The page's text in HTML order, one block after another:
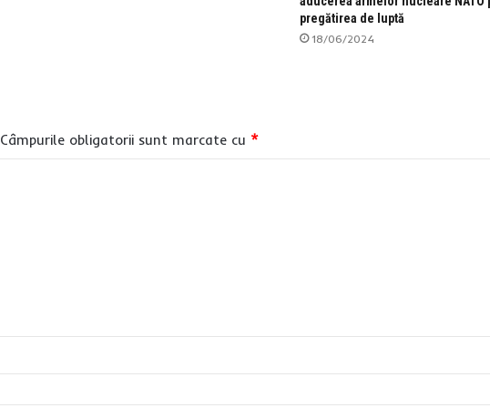
pregătirea de luptă
18/06/2024
Câmpurile obligatorii sunt marcate cu *